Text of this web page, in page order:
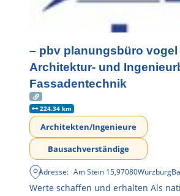
– pbv planungsbüro vogel
Architektur- und
Fassadentechnik
224.34 km
Architekten/Ingenieure
Bausachverständige
Adresse: Am Stein 15,97080Würzburg
Werte schaffen und erhalten Als